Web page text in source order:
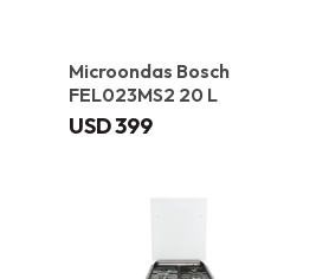
Microondas Bosch
FEL023MS2 20 L
USD399